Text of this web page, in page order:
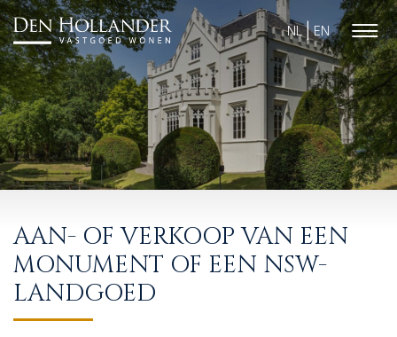
AANBOD
WAT DOEN WIJ?
SUCCESVOL VERKOCHT
NL EN
AAN- OF VERKOOP VAN EEN
MONUMENT OF EEN NSW-
LANDGOED